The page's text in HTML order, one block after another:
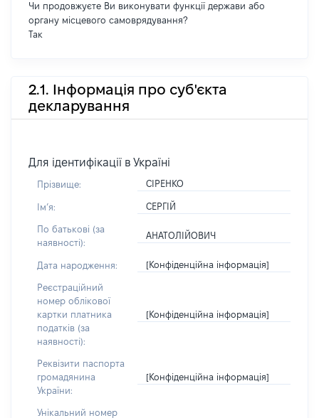
Чи продовжуєте Ви виконувати функції держави або
органу місцевого самоврядування?
Так
2.1. Інформація про суб'єкта
декларування
Для ідентифікації в Україні
Прізвище: СІРЕНКО
Імʼя: СЕРГІЙ
По батькові (за
наявності):
АНАТОЛІЙОВИЧ
Дата народження: [Конфіденційна інформація]
Реєстраційний
номер облікової
картки платника
податків (за
наявності):
[Конфіденційна інформація]
Реквізити паспорта
громадянина
України:
[Конфіденційна інформація]
Унікальний номер